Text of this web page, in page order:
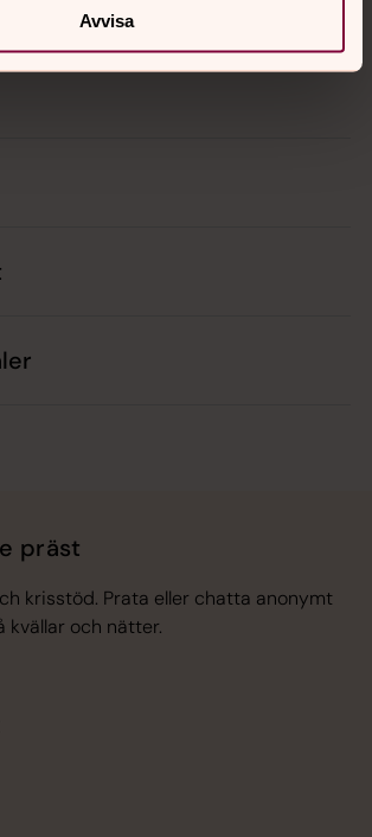
Avvisa
präst
krisstöd. Prata eller chatta anonymt
kvällar och nätter.